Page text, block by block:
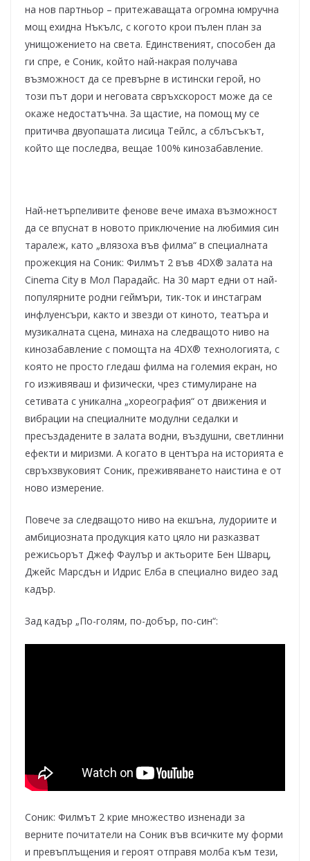
на нов партньор – притежаващата огромна юмручна
мощ ехидна Нъкълс, с когото крои пълен план за
унищожението на света. Единственият, способен да
ги спре, е Соник, който най-накрая получава
възможност да се превърне в истински герой, но
този път дори и неговата свръхскорост може да се
окаже недостатъчна. За щастие, на помощ му се
притичва двуопашата лисица Тейлс, а сблъсъкът,
който ще последва, вещае 100% кинозабавление.
Най-нетърпеливите фенове вече имаха възможност
да се впуснат в новото приключение на любимия син
таралеж, като „влязоха във филма“ в специалната
прожекция на Соник: Филмът 2 във 4DX® залата на
Cinema City в Мол Парадайс. На 30 март едни от най-
популярните родни геймъри, тик-ток и инстаграм
инфлуенсъри, както и звезди от киното, театъра и
музикалната сцена, минаха на следващото ниво на
кинозабавление с помощта на 4DX® технологията, с
която не просто гледаш филма на големия екран, но
го изживяваш и физически, чрез стимулиране на
сетивата с уникална „хореография“ от движения и
вибрации на специалните модулни седалки и
пресъздадените в залата водни, въздушни, светлинни
ефекти и миризми. А когато в центъра на историята е
свръхзвуковият Соник, преживяването наистина е от
ново измерение.
Повече за следващото ниво на екшъна, лудориите и
амбициозната продукция като цяло ни разказват
режисьорът Джеф Фаулър и актьорите Бен Шварц,
Джейс Марсдън и Идрис Елба в специално видео зад
кадър.
Зад кадър „По-голям, по-добър, по-син“:
Соник: Филмът 2 крие множество изненади за
верните почитатели на Соник във всичките му форми
и превъплъщения и героят отправя молба към тези,